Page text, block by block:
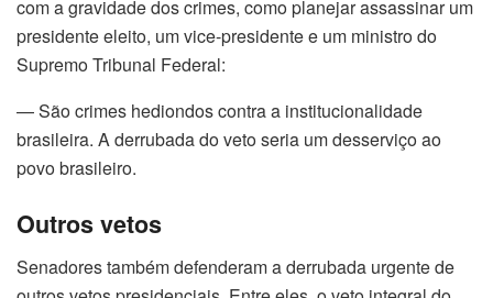
com a gravidade dos crimes, como planejar assassinar um
presidente eleito, um vice-presidente e um ministro do
Supremo Tribunal Federal:
— São crimes hediondos contra a institucionalidade
brasileira. A derrubada do veto seria um desserviço ao
povo brasileiro.
Outros vetos
Senadores também defenderam a derrubada urgente de